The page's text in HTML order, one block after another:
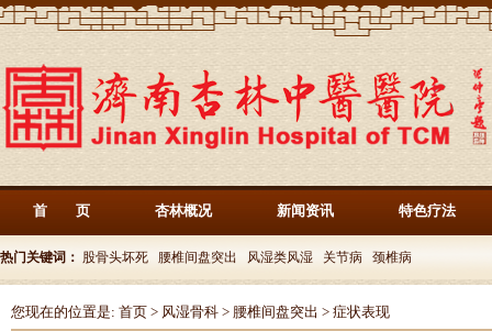
首 页 杏林概况 新闻资讯 特色疗法
热门关键词： 股骨头坏死 腰椎间盘突出 风湿类风湿 关节病 颈椎病
您现在的位置是: 首页 > 风湿骨科 > 腰椎间盘突出 > 症状表现